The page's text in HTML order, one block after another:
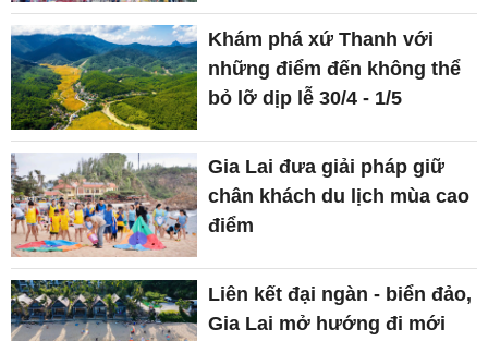
Khám phá xứ Thanh với
những điểm đến không thể
bỏ lỡ dịp lễ 30/4 - 1/5
Gia Lai đưa giải pháp giữ
chân khách du lịch mùa cao
điểm
Liên kết đại ngàn - biển đảo,
Gia Lai mở hướng đi mới